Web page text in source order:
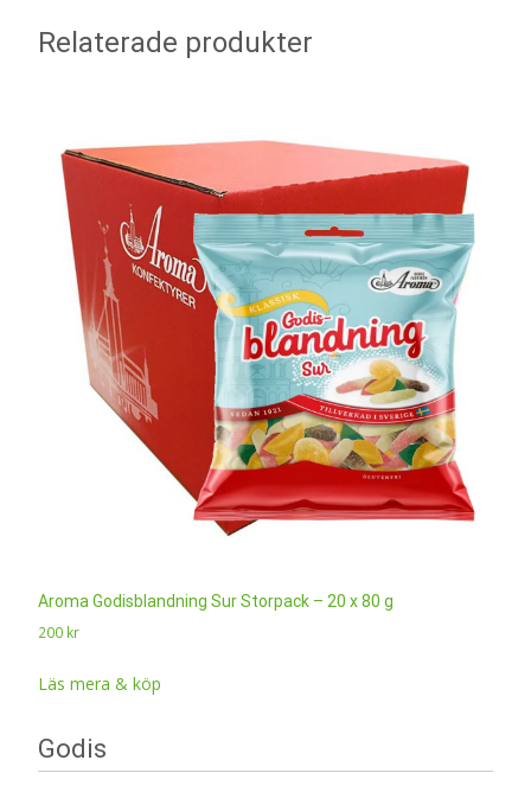
Relaterade produkter
Aroma Godisblandning Sur Storpack – 20 x 80 g
200 kr
Läs mera & köp
Godis